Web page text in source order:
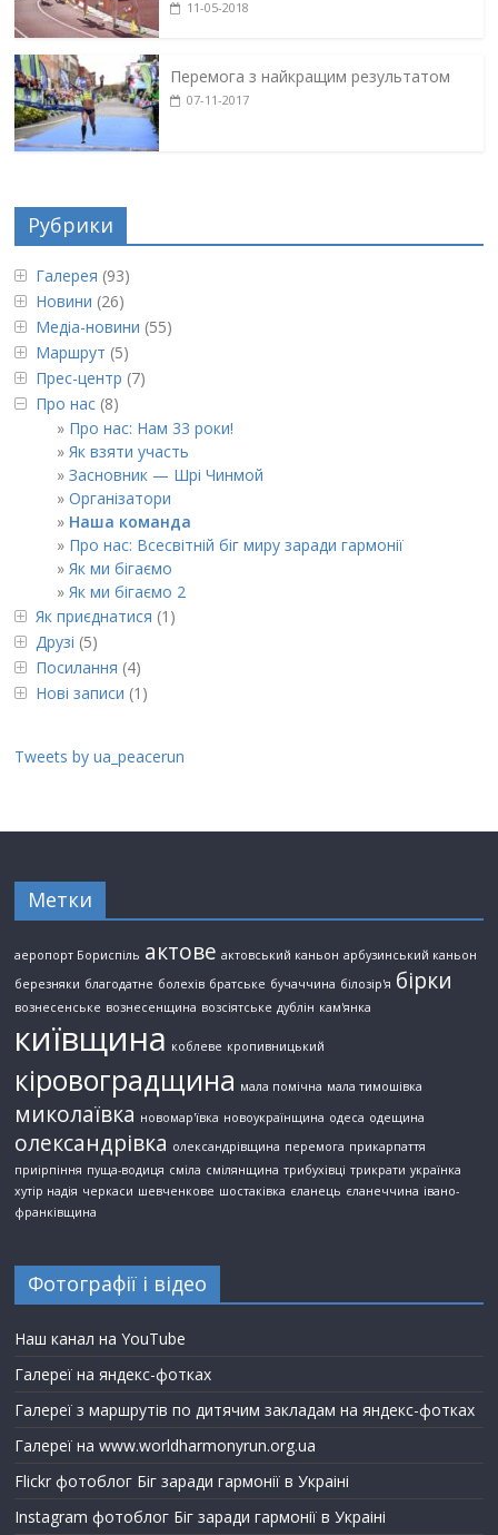
11-05-2018
Перемога з найкращим результатом
07-11-2017
Рубрики
Галерея (93)
Новини (26)
Медіа-новини (55)
Маршрут (5)
Прес-центр (7)
Про нас (8)
Про нас: Нам 33 роки!
Як взяти участь
Засновник — Шрі Чинмой
Організатори
Наша команда
Про нас: Всесвітній біг миру заради гармонії
Як ми бігаємо
Як ми бігаємо 2
Як приєднатися (1)
Друзі (5)
Посилання (4)
Нові записи (1)
Tweets by ua_peacerun
Метки
аеропорт Бориспіль актове актовський каньон арбузинський каньон
березняки благодатне болехів братське бучаччина білозір'я бірки
вознесенське вознесенщина возсіятське дублін кам'янка
київщина коблеве кропивницький
кіровоградщина мала помічна мала тимошівка
миколаївка новомар'ївка новоукраїнщина одеса одещина
олександрівка олександрівщина перемога прикарпаття
приірпіння пуща-водиця сміла смілянщина трибухівці трикрати українка
хутір надія черкаси шевченкове шостаківка єланець єланеччина івано-
франківщина
Фотографії і відео
Наш канал на YouTube
Галереї на яндекс-фотках
Галереї з маршрутів по дитячим закладам на яндекс-фотках
Галереї на www.worldharmonyrun.org.ua
Flickr фотоблог Біг заради гармонії в Украіні
Instagram фотоблог Біг заради гармонії в Украіні